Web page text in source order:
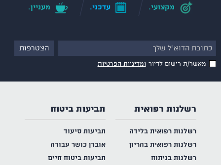
מקצועי. עדכני. מעניין.
מאשר/ת רישום לדיור ומדיניות הפרטיות
רשלנות רפואית
רשלנות רפואית בלידה
רשלנות רפואית בהריון
רשלנות בניתוח
תביעות ביטוח
תביעות סיעוד
אובדן כושר עבודה
תביעות ביטוח חיים